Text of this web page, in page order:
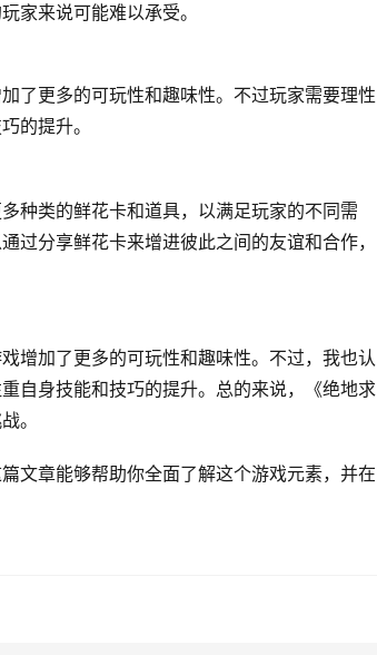
家来说可能难以承受。
了更多的可玩性和趣味性。不过玩家需要理性
的提升。
种类的鲜花卡和道具，以满足玩家的不同需
过分享鲜花卡来增进彼此之间的友谊和合作，
增加了更多的可玩性和趣味性。不过，我也认
自身技能和技巧的提升。总的来说，《绝地求
。
文章能够帮助你全面了解这个游戏元素，并在